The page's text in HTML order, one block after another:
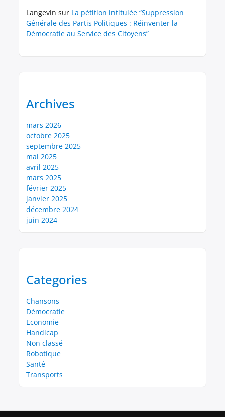
Langevin sur La pétition intitulée “Suppression
Générale des Partis Politiques : Réinventer la
Démocratie au Service des Citoyens”
Archives
mars 2026
octobre 2025
septembre 2025
mai 2025
avril 2025
mars 2025
février 2025
janvier 2025
décembre 2024
juin 2024
Categories
Chansons
Démocratie
Economie
Handicap
Non classé
Robotique
Santé
Transports